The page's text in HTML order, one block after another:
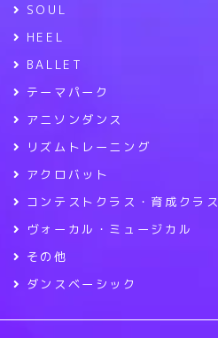
SOUL
HEEL
BALLET
テーマパーク
アニソンダンス
リズムトレーニング
アクロバット
コンテストクラス・育成クラス
ヴォーカル・ミュージカル
その他
ダンスベーシック